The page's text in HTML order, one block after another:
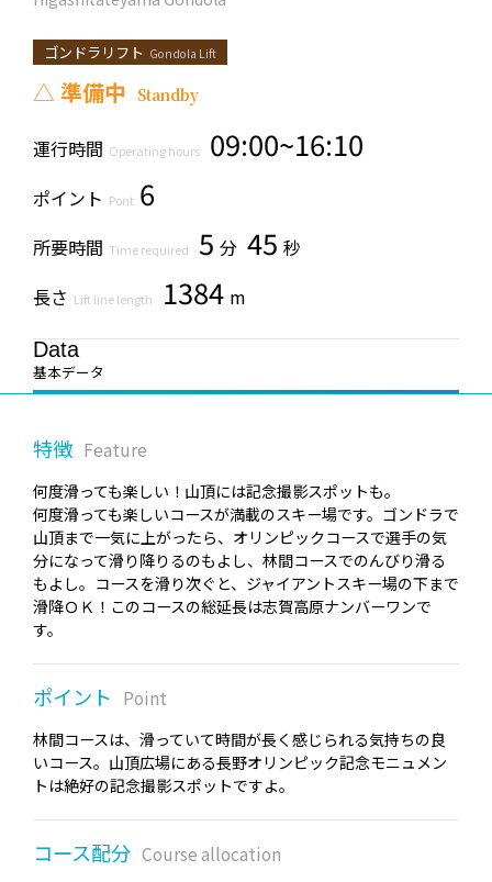
ゴンドラリフト Gondola Lift
△ 準備中 Standby
運行時間 Operating hours 09:00~16:10
ポイント Pont 6
所要時間 Time required 5 分 45 秒
長さ Lift line length 1384 m
Data
基本データ
特徴 Feature
何度滑っても楽しい！山頂には記念撮影スポットも。
何度滑っても楽しいコースが満載のスキー場です。ゴンドラで
山頂まで一気に上がったら、オリンピックコースで選手の気
分になって滑り降りるのもよし、林間コースでのんびり滑る
もよし。コースを滑り次ぐと、ジャイアントスキー場の下まで
滑降ＯＫ！このコースの総延長は志賀高原ナンバーワンで
す。
ポイント Point
林間コースは、滑っていて時間が長く感じられる気持ちの良
いコース。山頂広場にある長野オリンピック記念モニュメン
トは絶好の記念撮影スポットですよ。
コース配分 Course allocation